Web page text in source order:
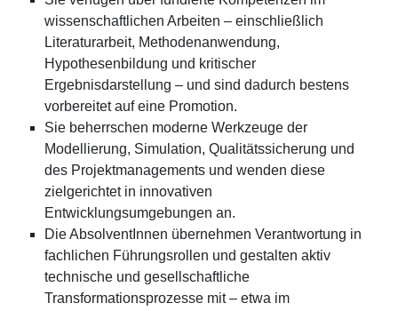
wissenschaftlichen Arbeiten – einschließlich
Literaturarbeit, Methodenanwendung,
Hypothesenbildung und kritischer
Ergebnisdarstellung – und sind dadurch bestens
vorbereitet auf eine Promotion.
Sie beherrschen moderne Werkzeuge der
Modellierung, Simulation, Qualitätssicherung und
des Projektmanagements und wenden diese
zielgerichtet in innovativen
Entwicklungsumgebungen an.
Die AbsolventInnen übernehmen Verantwortung in
fachlichen Führungsrollen und gestalten aktiv
technische und gesellschaftliche
Transformationsprozesse mit – etwa im